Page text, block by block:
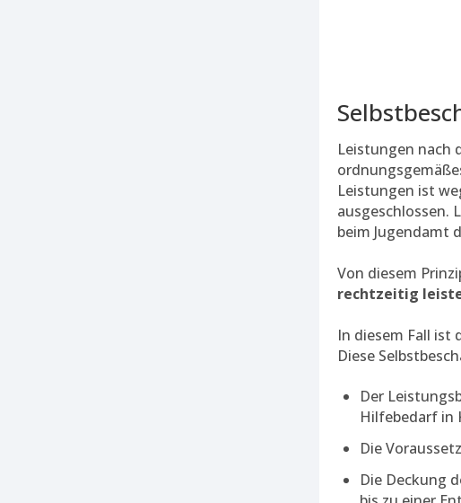
Leistungen nach
Leistungen ist
ausgeschlossen.
beim Jugendamt
Von diesem
rechtzeitig
In diesem Fall ist
Diese
Der
Hilfebedarf in
Die
Die Deckung